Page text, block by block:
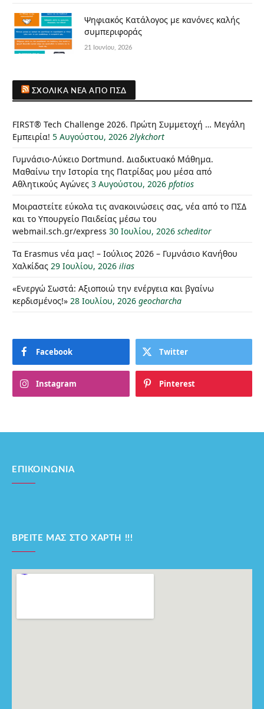
Ψηφιακός Κατάλογος με κανόνες καλής
συμπεριφοράς
21 Ιουνίου, 2026
ΣΧΟΛΙΚΆ ΝΈΑ ΑΠΌ ΠΣΔ
FIRST® Tech Challenge 2026. Πρώτη Συμμετοχή … Μεγάλη
Εμπειρία! 5 Αυγούστου, 2026 2lykchort
Γυμνάσιο-Λύκειο Dortmund. Διαδικτυακό Μάθημα.
Μαθαίνω την Ιστορία της Πατρίδας μου μέσα από
Αθλητικούς Αγώνες 3 Αυγούστου, 2026 pfotios
Μοιραστείτε εύκολα τις ανακοινώσεις σας, νέα από το ΠΣΔ
και το Υπουργείο Παιδείας μέσω του
webmail.sch.gr/express 30 Ιουλίου, 2026 scheditor
Τα Erasmus νέα μας! – Ιούλιος 2026 – Γυμνάσιο Κανήθου
Χαλκίδας 29 Ιουλίου, 2026 ilias
«Ενεργώ Σωστά: Αξιοποιώ την ενέργεια και βγαίνω
κερδισμένος!» 28 Ιουλίου, 2026 geocharcha
Facebook Twitter
Instagram Pinterest
ΕΠΙΚΟΙΝΩΝΊΑ
ΒΡΕΊΤΕ ΜΑΣ ΣΤΟ ΧΆΡΤΗ !!!